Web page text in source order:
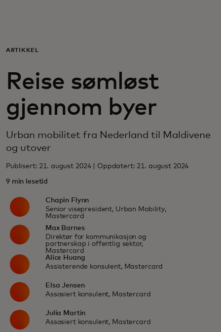
For bedrifter
For verden
For innovatører
Nyheter og trender
ARTIKKEL
Reise sømløst
gjennom byer
Urban mobilitet fra Nederland til Maldivene
og utover
Publisert: 21. august 2024 | Oppdatert: 21. august 2024
9 min lesetid
Chapin Flynn
Senior visepresident, Urban Mobility,
Mastercard
Max Barnes
Direktør for kommunikasjon og
partnerskap i offentlig sektor,
Mastercard
Alice Huang
Assisterende konsulent, Mastercard
Elsa Jensen
Assosiert konsulent, Mastercard
Julia Martin
Assosiert konsulent, Mastercard